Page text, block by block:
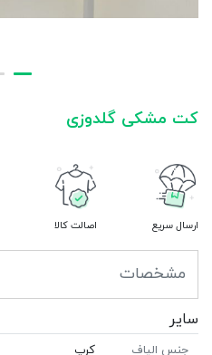
کت مشکی گلدوزی
ارسال سریع اصالت کالا
مشخصات
سایر
جنس الیاف کرپ